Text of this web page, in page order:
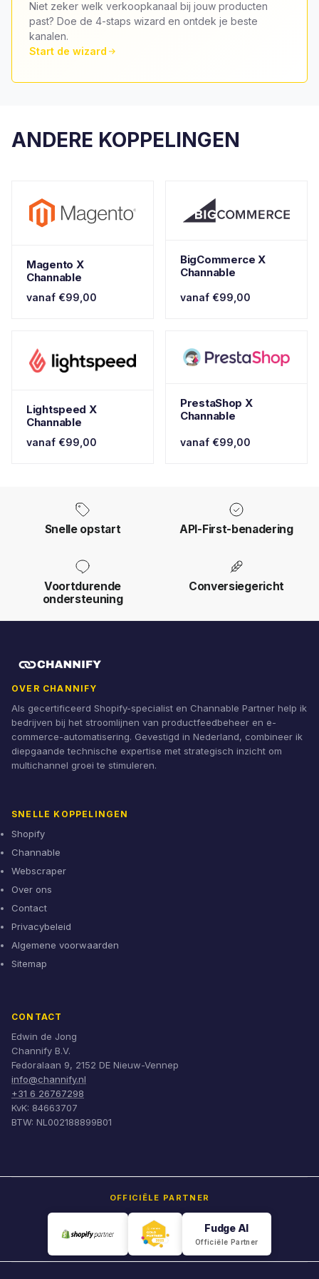
Niet zeker welk verkoopkanaal bij jouw producten
past? Doe de 4-staps wizard en ontdek je beste
kanalen.
Start de wizard
ANDERE KOPPELINGEN
Magento X
Channable
vanaf €99,00
BigCommerce X
Channable
vanaf €99,00
Lightspeed X
Channable
vanaf €99,00
PrestaShop X
Channable
vanaf €99,00
Snelle opstart API-First-benadering
Voortdurende
ondersteuning
Conversiegericht
OVER CHANNIFY
Als gecertificeerd Shopify-specialist en Channable Partner help ik
bedrijven bij het stroomlijnen van productfeedbeheer en e-
commerce-automatisering. Gevestigd in Nederland, combineer ik
diepgaande technische expertise met strategisch inzicht om
multichannel groei te stimuleren.
SNELLE KOPPELINGEN
Shopify
Channable
Webscraper
Over ons
Contact
Privacybeleid
Algemene voorwaarden
Sitemap
CONTACT
Edwin de Jong
Channify B.V.
Fedoralaan 9, 2152 DE Nieuw-Vennep
info@channify.nl
+31 6 26767298
KvK: 84663707
BTW: NL002188899B01
OFFICIËLE PARTNER
Fudge AI
Officiële Partner